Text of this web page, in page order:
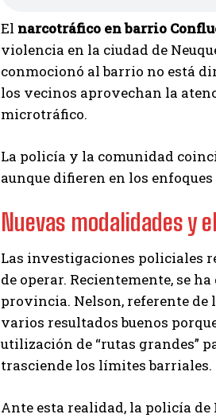
El narcotráfico en barrio
violencia en la ciudad de
conmocionó al barrio no está
los vecinos aprovechan la
microtráfico.
La policía y la comunidad
aunque difieren en los
Nuevas modalidades y
Las investigaciones policiales
de operar. Recientemente, se
provincia. Nelson, referente de
varios resultados buenos
utilización de “rutas grandes”
trasciende los límites barriales.
Ante esta realidad, la policía de